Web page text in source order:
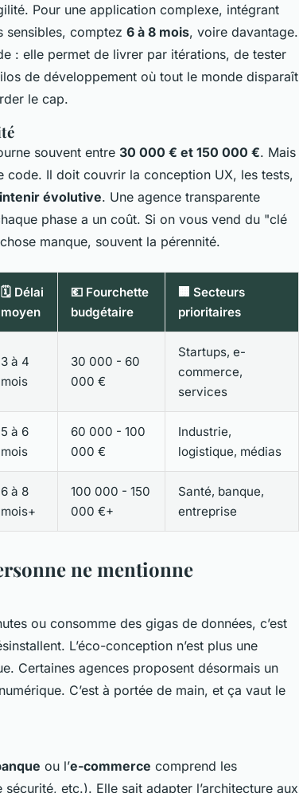
Pour une application complexe, intégrant
sensibles, comptez 6 à 8 mois, voire davantage.
: elle permet de livrer par itérations, de tester
de développement où tout le monde disparaît
le cap.
souvent entre 30 000 € et 150 000 €. Mais
Il doit couvrir la conception UX, les tests,
évolutive. Une agence transparente
phase a un coût. Si on vous vend du "clé
manque, souvent la pérennité.
🗓️ Délai
moyen
💶 Fourchette
budgétaire
🏢 Secteurs
prioritaires
3 à 4
mois
30 000 - 60
000 €
Startups, e-
commerce,
services
5 à 6
mois
60 000 - 100
000 €
Industrie,
logistique, médias
6 à 8
mois+
100 000 - 150
000 €+
Santé, banque,
entreprise
ne mentionne
ou consomme des gigas de données, c’est
L’éco-conception n’est plus une
Certaines agences proposent désormais un
C’est à portée de main, et ça vaut le
ou l’e-commerce comprend les
etc.). Elle sait adapter l’architecture aux